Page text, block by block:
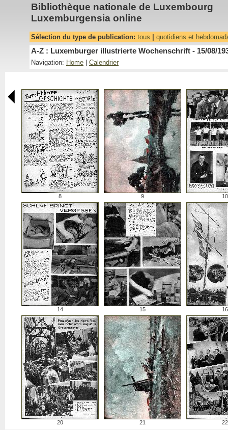
Bibliothèque nationale de Luxembourg
Luxemburgensia online
Sélection du type de publication: tous quotidiens et
A-Z : Luxemburger illustrierte Wochenschrift - 15/08/
Navigation: Home Calendrier
8 9 10
14 15 16
20 21 22